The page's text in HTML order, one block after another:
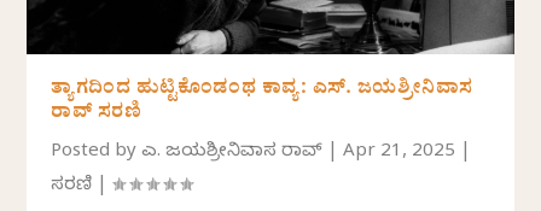
ತ್ಯಾಗದಿಂದ ಹುಟ್ಟಿಕೊಂಡಂಥ ಕಾವ್ಯ: ಎಸ್. ಜಯಶ್ರೀನಿವಾಸ
ರಾವ್ ಸರಣಿ
Posted byಎಸ್. ಜಯಶ್ರೀನಿವಾಸ ರಾವ್ |Apr 21, 2025
ಸರಣಿ |